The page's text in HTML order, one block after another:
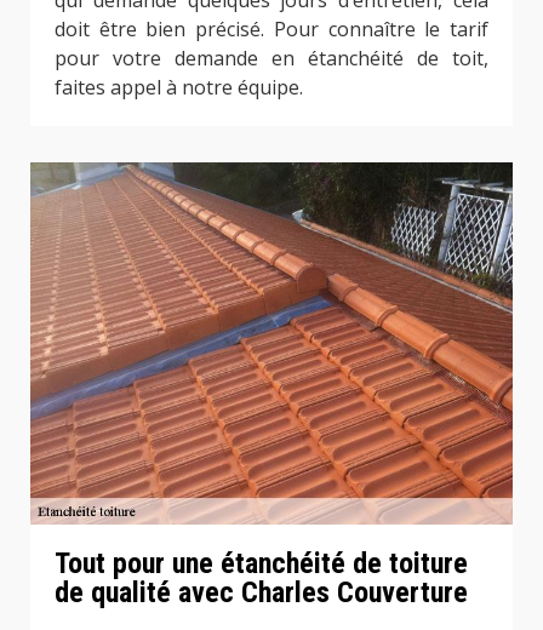
doit être bien précisé. Pour connaître le tarif
pour votre demande en étanchéité de toit,
faites appel à notre équipe.
Tout pour une étanchéité de toiture
de qualité avec Charles Couverture